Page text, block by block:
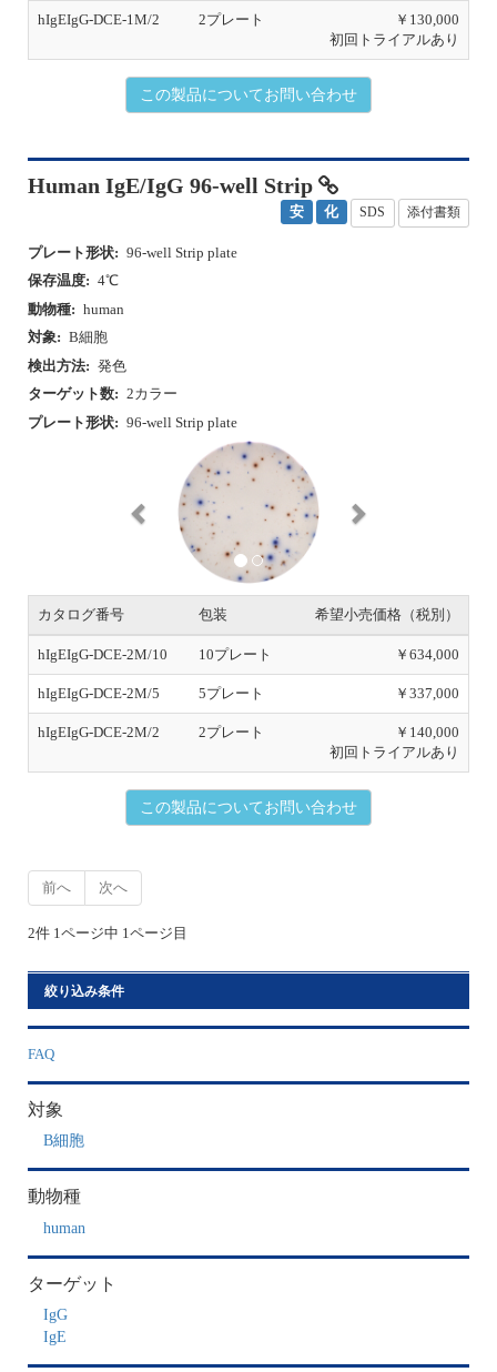
hIgEIgG-DCE-1M/2 2プレート
￥130,000
初回トライアルあり
この製品についてお問い合わせ
Human IgE/IgG 96-well Strip
安 化 SDS 添付書類
プレート形状: 96-well Strip plate
保存温度: 4℃
動物種: human
対象: B細胞
検出方法: 発色
ターゲット数: 2カラー
プレート形状: 96-well Strip plate
v
s
t
カタログ番号 包装 希望小売価格（税別）
hIgEIgG-DCE-2M/10 10プレート ￥634,000
hIgEIgG-DCE-2M/5 5プレート ￥337,000
hIgEIgG-DCE-2M/2 2プレート
￥140,000
初回トライアルあり
この製品についてお問い合わせ
前へ 次へ
2件 1ページ中 1ページ目
絞り込み条件
FAQ
対象
B細胞
動物種
human
ターゲット
IgG
IgE